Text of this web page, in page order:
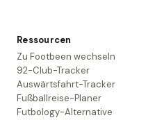
Ressourcen
Zu Footbeen wechseln
92-Club-Tracker
Auswärtsfahrt-Tracker
Fußballreise-Planer
Futbology-Alternative